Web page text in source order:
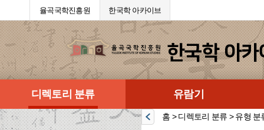
율곡국학진흥원 한국학 아카이브
디렉토리 분류 유람기
홈 > 디렉토리 분류 > 유형 분